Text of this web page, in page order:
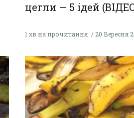
цегли — 5 ідей
1 хв на прочитання 20 Вересня